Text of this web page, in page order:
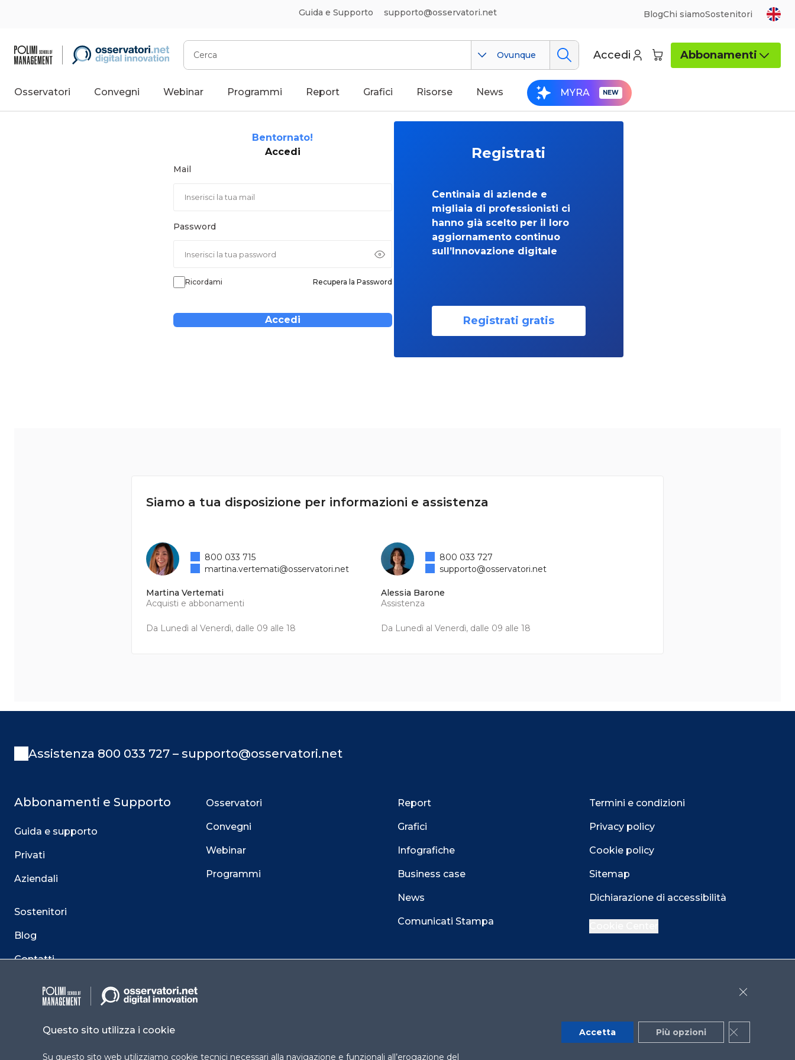
Guida e Supporto supporto@osservatori.net BlogChi siamoSostenitori
Cerca
Ovunque Accedi Abbonamenti
Osservatori Convegni Webinar Programmi Report Grafici Risorse News MYRA
Bentornato!
Accedi
Mail
Password
Ricordami Recupera la Password
Accedi
Registrati
Centinaia di aziende e
migliaia di professionisti ci
hanno già scelto per il loro
aggiornamento continuo
sull’Innovazione digitale
Registrati gratis
Siamo a tua disposizione per informazioni e assistenza
Martina Vertemati
Acquisti e abbonamenti
Da Lunedì al Venerdì, dalle 09 alle 18
800 033 715
martina.vertemati@osservatori.net
Alessia Barone
Assistenza
Da Lunedì al Venerdì, dalle 09 alle 18
800 033 727
supporto@osservatori.net
Assistenza 800 033 727 – supporto@osservatori.net
Abbonamenti e Supporto
Guida e supporto
Privati
Aziendali
Sostenitori
Blog
Contatti
Osservatori
Convegni
Webinar
Programmi
Report
Grafici
Infografiche
Business case
News
Comunicati Stampa
Termini e condizioni
Privacy policy
Cookie policy
Sitemap
Dichiarazione di accessibilità
YouTube X
Close
Questo sito utilizza i cookie
Su questo sito web utilizziamo cookie tecnici necessari alla navigazione e funzionali all’erogazione del
Accetta Più opzioni